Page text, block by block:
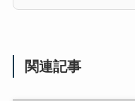
関連記事